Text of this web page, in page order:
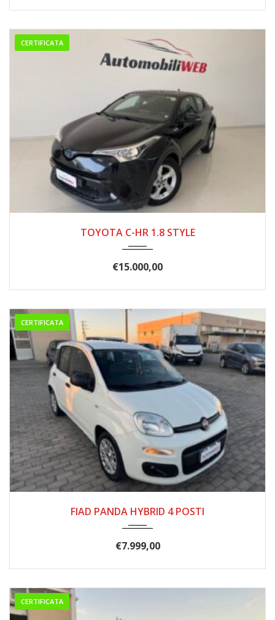
CERTIFICATA
TOYOTA C-HR 1.8 STYLE
€15.000,00
CERTIFICATA
FIAD PANDA HYBRID 4 POSTI
€7.999,00
CERTIFICATA